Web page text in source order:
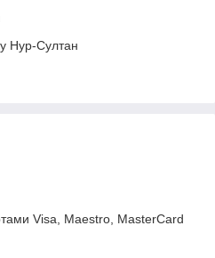
Нур-Султан
Visa, Maestro, MasterCard